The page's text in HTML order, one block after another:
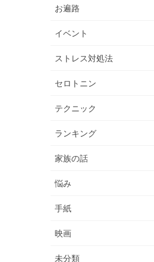
お遍路
イベント
ストレス対処法
セロトニン
テクニック
ランキング
家族の話
悩み
手紙
映画
未分類